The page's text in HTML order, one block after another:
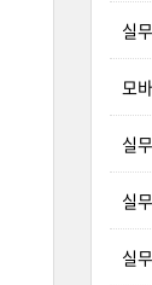
실
모
실
실
실